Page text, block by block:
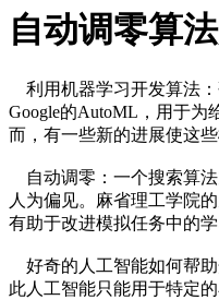
自动调零算
利用机器学习开发算法：
Google的AutoML，用于为
而，有一些新的进展使这些
自动调零：一个搜索算法
人为偏见。麻省理工学院
有助于改进模拟任务中的
好奇的人工智能如何帮助
此人工智能只能用于特定的